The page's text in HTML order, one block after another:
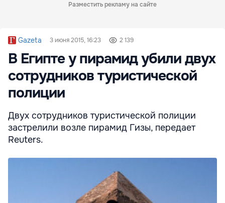
Разместить рекламу на сайте
Gazeta 3 июня 2015, 16:23 2 139
В Египте у пирамид убили двух
сотрудников туристической
полиции
Двух сотрудников туристической полиции
застрелили возле пирамид Гизы, передает
Reuters.